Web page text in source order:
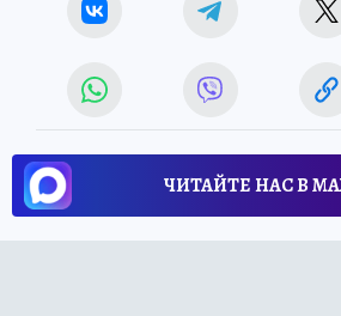
ЧИТАЙТЕ НАС В